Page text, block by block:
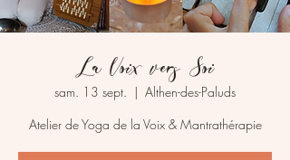
La Voix vers Soi
sam. 13 sept.
  |
Althen-des-Paluds
Atelier de Yoga de la Voix & Mantrathérapie